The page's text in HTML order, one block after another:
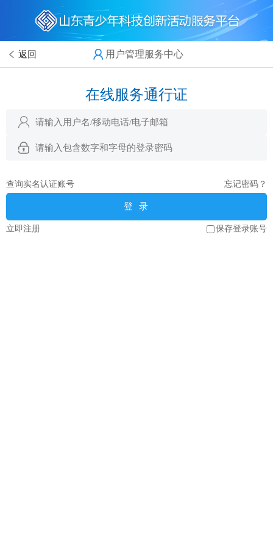
返回 用户管理服务中心
在线服务通行证
查询实名认证账号 忘记密码？
登 录
立即注册 保存登录账号